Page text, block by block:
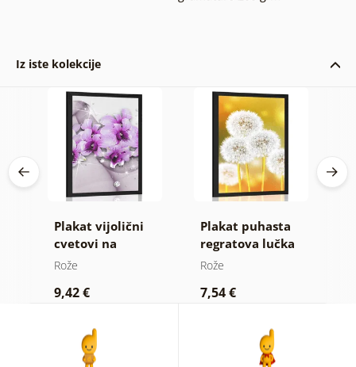
Iz iste kolekcije
Plakat vijolični
cvetovi na
abstraktnem
Rože
9,42 €
Plakat puhasta
regratova lučka
Rože
7,54 €